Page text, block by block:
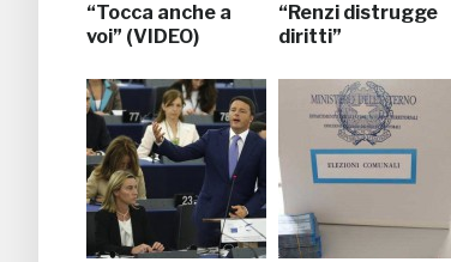
“Tocca anche a
voi” (VIDEO)
“Renzi distrugge
diritti”